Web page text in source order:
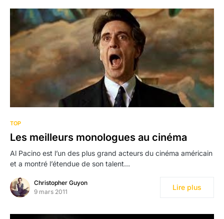
TOP
Les meilleurs monologues au cinéma
Al Pacino est l’un des plus grand acteurs du cinéma américain
et a montré l’étendue de son talent…
Christopher Guyon
9 mars 2011
Lire plus